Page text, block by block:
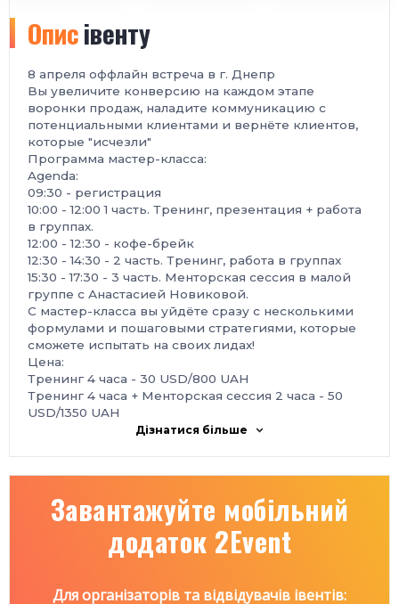
Описівенту
8 апреля оффлайн встреча в г. Днепр
Вы увеличите конверсию на каждом этапе
воронки продаж, наладите коммуникацию с
потенциальными клиентами и вернёте клиентов,
которые "исчезли"
Программа мастер-класса:
Agenda:
09:30 - регистрация
10:00 - 12:00 1 часть. Тренинг, презентация + работа
в группах.
12:00 - 12:30 - кофе-брейк
12:30 - 14:30 - 2 часть. Тренинг, работа в группах
15:30 - 17:30 - 3 часть. Менторская сессия в малой
группе с Анастасией Новиковой.
С мастер-класса вы уйдёте сразу с несколькими
формулами и пошаговыми стратегиями, которые
сможете испытать на своих лидах!
Цена:
Тренинг 4 часа - 30 USD/800 UAH
Тренинг 4 часа + Менторская сессия 2 часа - 50
USD/1350 UAH
1 часть. Главные теоретические вопросы:
надоесть
- Факты и кейсы: почему клиенты исчезают?
- Секретный ингредиент: без чего не сваришь
- Як использовать тригеры и где их искать?
- Как выбирать информацию для follow-up и
Дізнатися більше
Завантажуйте мобільний
додаток 2Event
Для організаторів та відвідувачів івентів: